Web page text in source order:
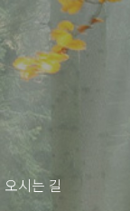
오시는 길